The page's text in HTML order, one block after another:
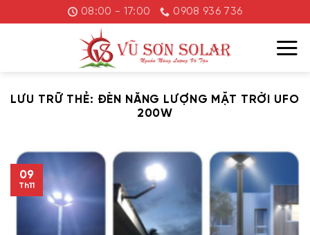
đến
08:00 - 17:00 0908 936 736
LƯU TRỮ THẺ: ĐÈN NĂNG LƯỢNG MẶT TRỜI UFO
200W
09
Th11